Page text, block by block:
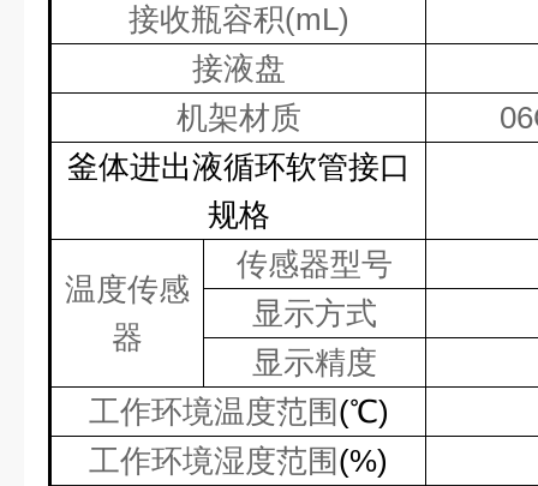
接收瓶容积(mL)
接液盘
机架材质
釜体进出液循环软管接口
规格
温度传感
器
传感器型号
显示方式
显示精度
工作环境温度范围(℃)
工作环境湿度范围(%)